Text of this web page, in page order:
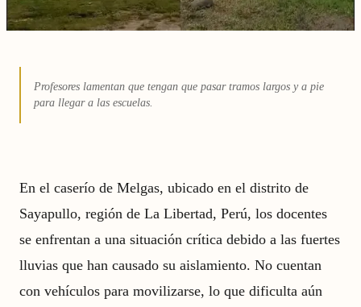
Profesores lamentan que tengan que pasar tramos largos y a pie
para llegar a las escuelas.
En el caserío de Melgas, ubicado en el distrito de
Sayapullo, región de La Libertad, Perú, los docentes
se enfrentan a una situación crítica debido a las fuertes
lluvias que han causado su aislamiento. No cuentan
con vehículos para movilizarse, lo que dificulta aún